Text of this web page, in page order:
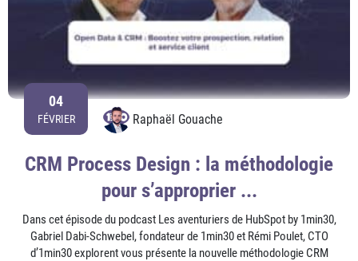
04
FÉVRIER Raphaël Gouache
CRM Process Design : la méthodologie
pour s’approprier ...
Dans cet épisode du podcast Les aventuriers de HubSpot by 1min30,
Gabriel Dabi-Schwebel, fondateur de 1min30 et Rémi Poulet, CTO
d’1min30 explorent vous présente la nouvelle méthodologie CRM